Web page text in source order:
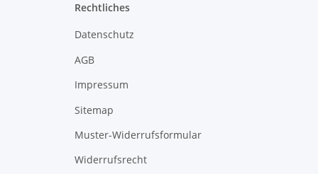
Rechtliches
Datenschutz
AGB
Impressum
Sitemap
Muster-Widerrufsformular
Widerrufsrecht